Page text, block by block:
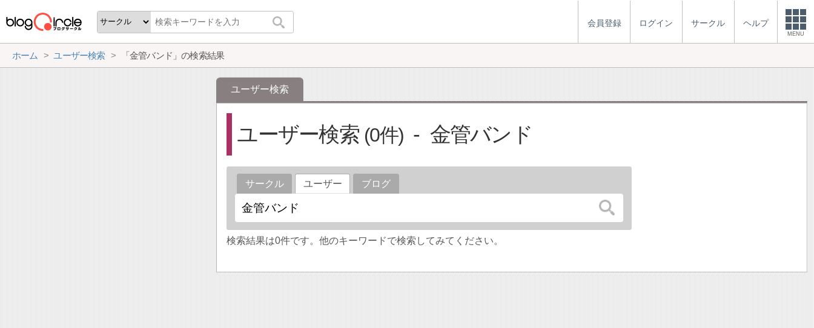
会員登録 ログイン サークル ヘルプ
MENU
ホーム ユーザー検索 「金管バンド」の検索結果
ユーザー検索
ユーザー検索 0 金管バンド
サークル ユーザー ブログ
検索結果は0件です。他のキーワードで検索してみてください。